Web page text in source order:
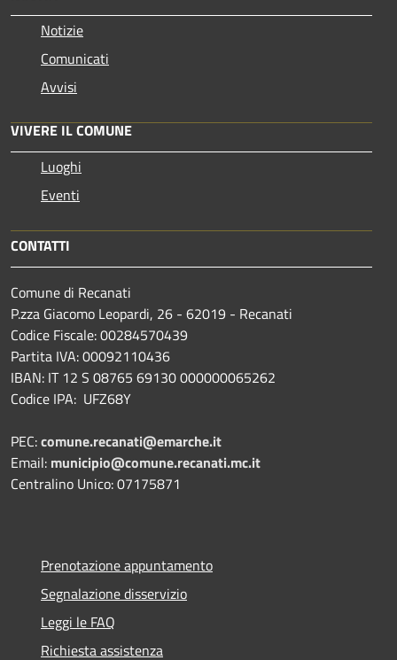
Notizie
Comunicati
Avvisi
VIVERE IL COMUNE
Luoghi
Eventi
CONTATTI
Comune di Recanati
P.zza Giacomo Leopardi, 26 - 62019 - Recanati
Codice Fiscale: 00284570439
Partita IVA: 00092110436
IBAN: IT 12 S 08765 69130 000000065262
Codice IPA: UFZ68Y
PEC:comune.recanati@emarche.it
Email: municipio@comune.recanati.mc.it
Centralino Unico: 07175871
Prenotazione appuntamento
Segnalazione disservizio
Leggi le FAQ
Richiesta assistenza